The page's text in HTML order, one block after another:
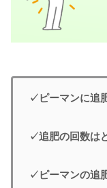
✓ピーマンに追
✓追肥の回数は
✓ピーマンの追